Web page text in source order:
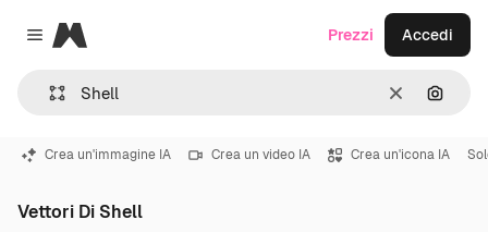
Close menu
Magnific
CancellaCerca
Prezzi Accedi
Crea un'immagine IA Crea un video IA Crea un'icona IA
Vettori Di Shell